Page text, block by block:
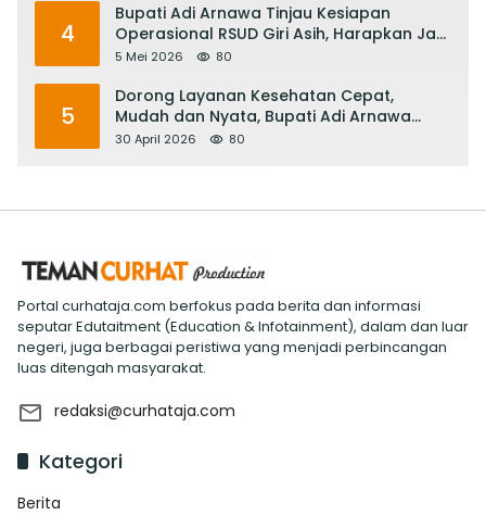
4
Bupati Adi Arnawa Tinjau Kesiapan
Operasional RSUD Giri Asih, Harapkan Jadi
RS Rujukan Terbaik
5 Mei 2026 80
5
Dorong Layanan Kesehatan Cepat,
Mudah dan Nyata, Bupati Adi Arnawa
Evaluasi ‘Mantap Nak Badung’
30 April 2026 80
Portal curhataja.com berfokus pada berita dan informasi
seputar Edutaitment (Education & Infotainment), dalam dan luar
negeri, juga berbagai peristiwa yang menjadi perbincangan
luas ditengah masyarakat.
redaksi@curhataja.com
Kategori
Berita